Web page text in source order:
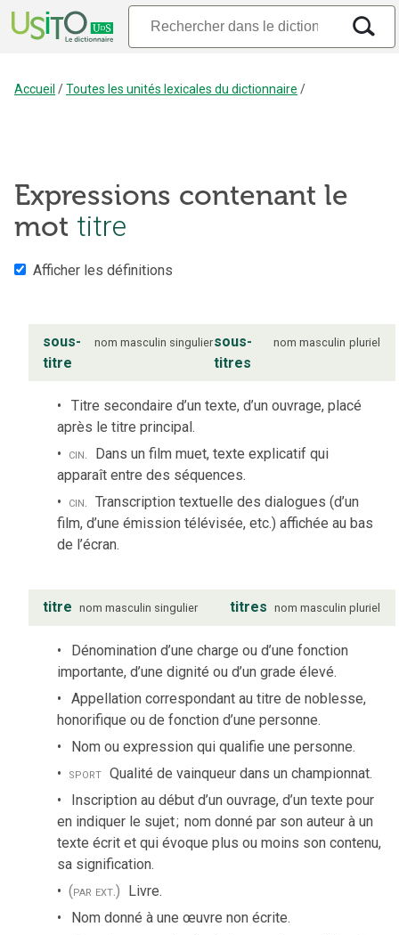
Accueil /Toutes les unités lexicales du dictionnaire /
Expressions contenant le
mot titre
Afficher les définitions
sous-
titre
nom masculin singuliersous-
titres
nom masculin pluriel
Titre secondaire d’un texte, d’un ouvrage, placé
après le titre principal.
cin. Dans un film muet, texte explicatif qui
apparaît entre des séquences.
cin. Transcription textuelle des dialogues (d’un
film, d’une émission télévisée, etc.) affichée au bas
de l’écran.
titre nom masculin singulier titres nom masculin pluriel
Dénomination d’une charge ou d’une fonction
importante, d’une dignité ou d’un grade élevé.
Appellation correspondant au titre de noblesse,
honorifique ou de fonction d’une personne.
Nom ou expression qui qualifie une personne.
sport Qualité de vainqueur dans un championnat.
Inscription au début d’un ouvrage, d’un texte pour
en indiquer le sujet; nom donné par son auteur à un
texte écrit et qui évoque plus ou moins son contenu,
sa signification.
(par ext.) Livre.
Nom donné à une œuvre non écrite.